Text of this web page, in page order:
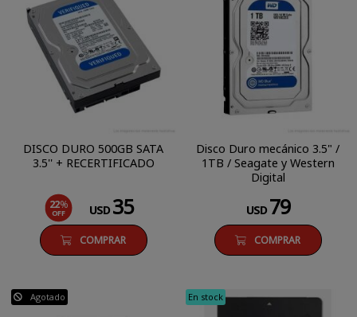
DISCO DURO 500GB SATA
3.5'' + RECERTIFICADO
22%
OFF USD 35
COMPRAR
Disco Duro mecánico 3.5" /
1TB / Seagate y Western
Digital
USD 79
COMPRAR
Agotado En stock